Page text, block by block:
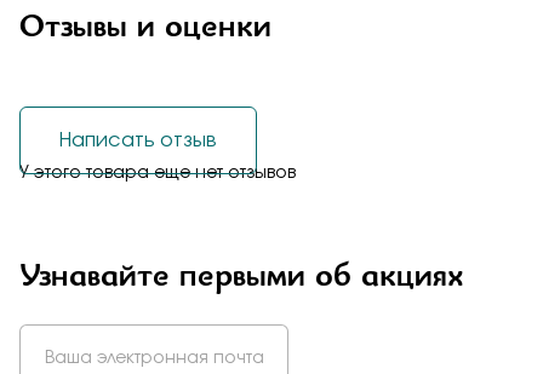
Отзывы и оценки
У этого товара еще нет отзывов
Написать отзыв
Узнавайте первыми об акциях